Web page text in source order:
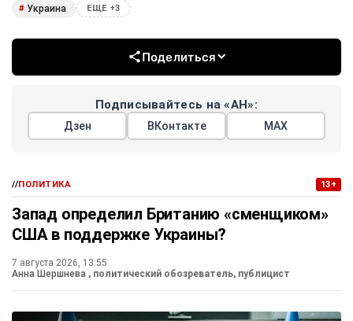
# Украина ЕЩЕ +3
Поделиться
Подписывайтесь на «АН»:
Дзен ВКонтакте МАХ
//ПОЛИТИКА 13+
Запад определил Британию «сменщиком»
США в поддержке Украины?
7 августа 2026, 13:55
Анна Шершнева , политический обозреватель, публицист